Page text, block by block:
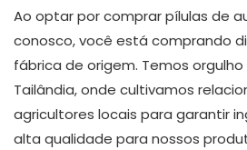
Ao optar por comprar pílulas de
conosco, você está comprando
fábrica de origem. Temos
Tailândia, onde cultivamos
agricultores locais para garantir
alta qualidade para nossos